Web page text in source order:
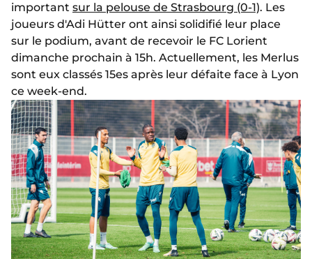
important sur la pelouse de Strasbourg (0-1). Les
joueurs d'Adi Hütter ont ainsi solidifié leur place
sur le podium, avant de recevoir le FC Lorient
dimanche prochain à 15h. Actuellement, les Merlus
sont eux classés 15es après leur défaite face à Lyon
ce week-end.